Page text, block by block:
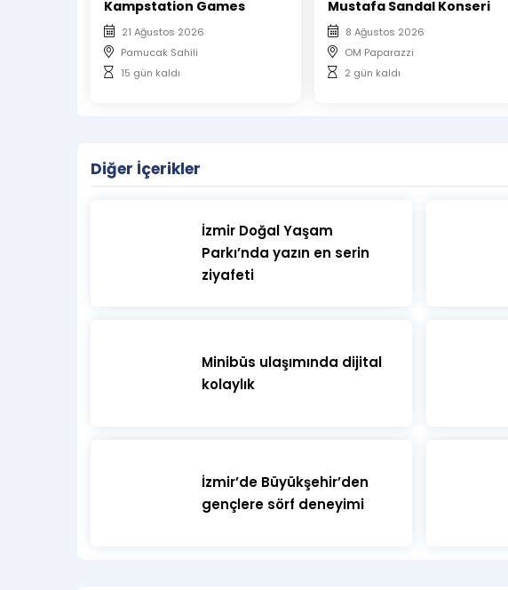
Kampstation Games
21 Ağustos 2026
Pamucak Sahili
15 gün kaldı
Mustafa Sandal Konseri
8 Ağustos 2026
OM Paparazzi
2 gün kaldı
Diğer İçerikler
İzmir Doğal Yaşam
Parkı’nda yazın en serin
ziyafeti
Minibüs ulaşımında dijital
kolaylık
İzmir’de Büyükşehir’den
gençlere sörf deneyimi